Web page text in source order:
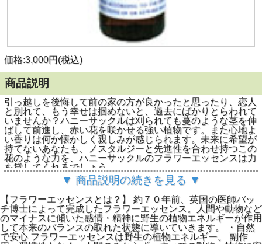
価格:3,000円(税込)
商品説明
引っ越しを後悔して前の家の方が良かったと思ったり、恋人
と別れて、もう幸せは掴めないと、過去にばかりとらわれて
いませんか？ハニーサックルは刈られても蔓のような茎を伸
ばして前進し、赤い花を咲かせる強い植物です。また心地よ
い香りは何か懐かしく親しみが感じられます。未来に希望が
持てないあなたも、ノスタルジーと先進性を合わせ持つこの
花のような力を、ハニーサックルのフラワーエッセンスは力
を貸してくれるでしょう。
欧米諸国では、数十年前より獣医さんも動物の健康維持にフ
ラワーエッセンスを役立てています。
心の変化、行動の変化、ストレスなど、フラワーエッセンス
は驚くほどの力でペットたちの心をサポートします。
▼ 商品説明の続きを見る ▼
【フラワーエッセンスとは？】 約７０年前、英国の医師バッ
チ博士によって完成したフラワーエッセンス。人間や動物など
のマイナスに傾いた感情・精神に野生の植物エネルギーが作用
して本来のバランスの取れた状態に導いていきます。 ・自然
で安心 フラワーエッセンスは野生の植物エネルギー。 副作